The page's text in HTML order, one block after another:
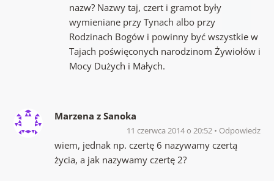
nazw? Nazwy taj, czert i gramot były
wymieniane przy Tynach albo przy
Rodzinach Bogów i powinny być wszystkie w
Tajach poświęconych narodzinom Żywiołów i
Mocy Dużych i Małych.
Marzena z Sanoka
11 czerwca 2014 o 20:52 Odpowiedz
wiem, jednak np. czertę 6 nazywamy czertą
życia, a jak nazywamy czertę 2?